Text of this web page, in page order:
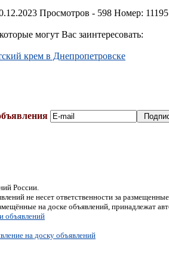
Просмотров - 598 Номер:
могут Вас заинтересовать:
крем в Днепропетровске
России.
не несет ответственности за
на доске объявлений, принадлежат
объявлений
на доску объявлений